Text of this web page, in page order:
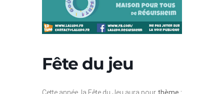
Fête du jeu